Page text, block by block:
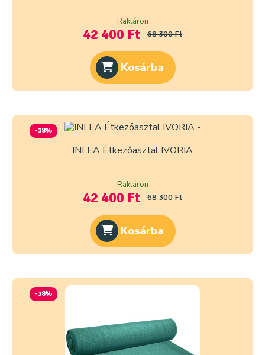
Raktáron
42 400 Ft 68 300 Ft
Kosárba
-38%
INLEA Étkezőasztal IVORIA
Raktáron
42 400 Ft 68 300 Ft
Kosárba
-38%